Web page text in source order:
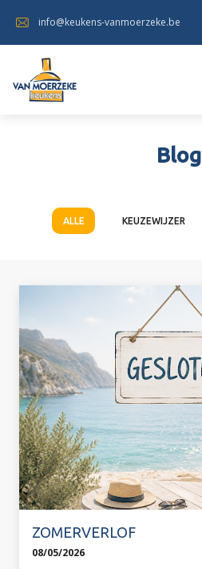
info@keukens-vanmoerzeke.be
Blog
ALLE KEUZEWIJZER
ZOMERVERLOF
08/05/2026